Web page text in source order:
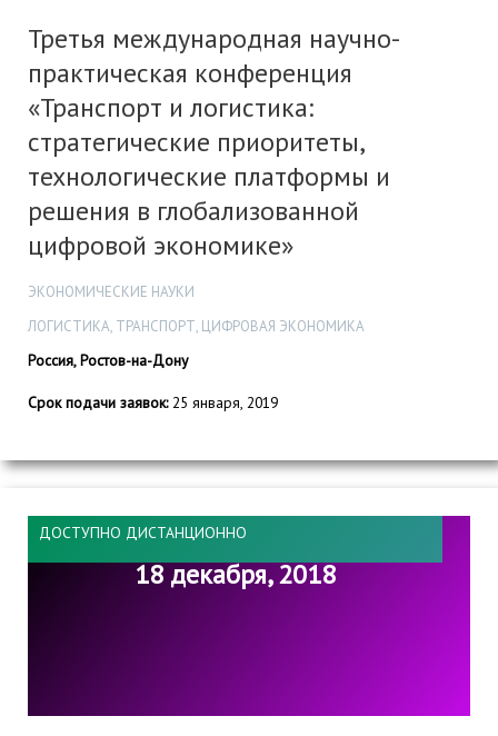
Третья международная научно-
практическая конференция
«Транспорт и логистика:
стратегические приоритеты,
технологические платформы и
решения в глобализованной
цифровой экономике»
ЭКОНОМИЧЕСКИЕ НАУКИ
ЛОГИСТИКА, ТРАНСПОРТ, ЦИФРОВАЯ ЭКОНОМИКА
Россия, Ростов-на-Дону
Срок подачи заявок:25 января, 2019
ДОСТУПНО ДИСТАНЦИОННО
18 декабря, 2018